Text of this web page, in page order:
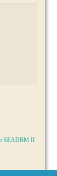
SEADRM II